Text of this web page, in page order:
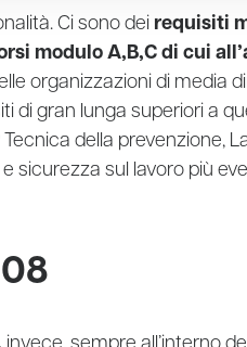
Ci sono dei requisiti
modulo A,B,C di cui
organizzazioni di media
di gran lunga superiori a
della prevenzione,
sicurezza sul lavoro più